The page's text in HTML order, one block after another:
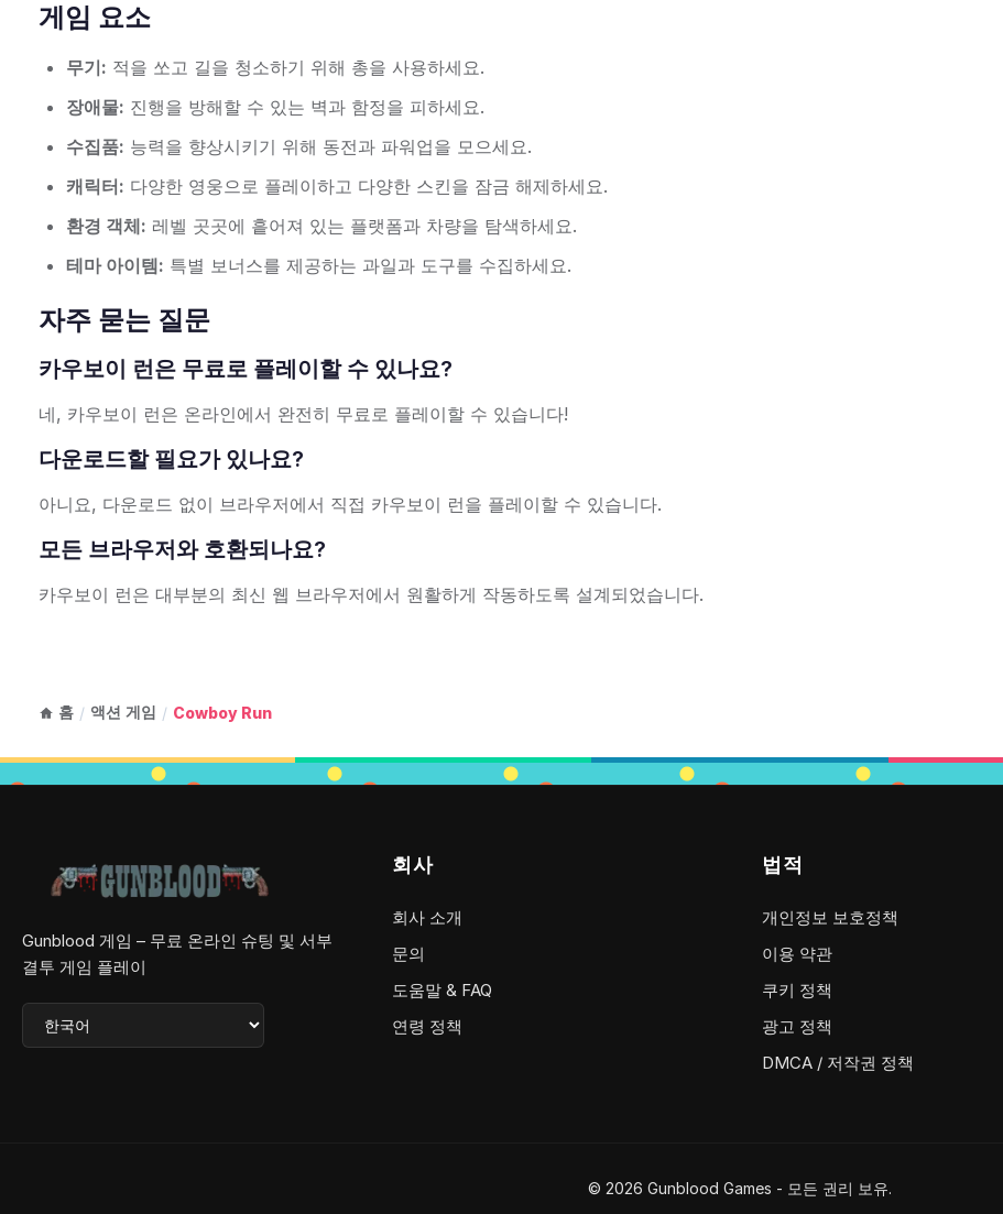
게임 요소
무기: 적을 쏘고 길을 청소하기 위해 총을 사용하세요.
장애물: 진행을 방해할 수 있는 벽과 함정을 피하세요.
수집품: 능력을 향상시키기 위해 동전과 파워업을 모으세요.
캐릭터: 다양한 영웅으로 플레이하고 다양한 스킨을 잠금 해제하세요.
환경 객체: 레벨 곳곳에 흩어져 있는 플랫폼과 차량을 탐색하세요.
테마 아이템: 특별 보너스를 제공하는 과일과 도구를 수집하세요.
자주 묻는 질문
카우보이 런은 무료로 플레이할 수 있나요?
네, 카우보이 런은 온라인에서 완전히 무료로 플레이할 수 있습니다!
다운로드할 필요가 있나요?
아니요, 다운로드 없이 브라우저에서 직접 카우보이 런을 플레이할 수 있습니다.
모든 브라우저와 호환되나요?
카우보이 런은 대부분의 최신 웹 브라우저에서 원활하게 작동하도록 설계되었습니다.
홈 / 액션 게임 / Cowboy Run
Gunblood 게임 – 무료 온라인 슈팅 및 서부
결투 게임 플레이
회사
회사 소개
문의
도움말 & FAQ
연령 정책
법적
개인정보 보호정책
이용 약관
쿠키 정책
광고 정책
DMCA / 저작권 정책
© 2026 Gunblood Games - 모든 권리 보유.